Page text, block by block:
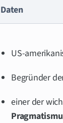
Daten
US-
Begründer
einer der